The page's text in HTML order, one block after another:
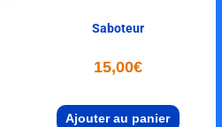
Saboteur
15,00€
Ajouter au panier